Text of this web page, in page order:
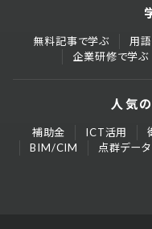
無料記事で学ぶ 用
企業研修で学ぶ
人気
補助金 ICT活用
BIM/CIM
点群データ